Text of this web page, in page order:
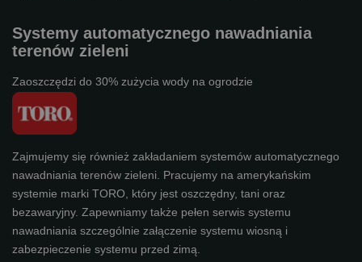
Systemy automatycznego nawadniania
terenów zieleni
Zaoszczędzi do 30% zużycia wody na ogrodzie
Zajmujemy się również zakładaniem systemów automatycznego
nawadniania terenów zieleni. Pracujemy na amerykańskim
systemie marki TORO, który jest oszczędny, tani oraz
bezawaryjny. Zapewniamy także pełen serwis systemu
nawadniania szczególnie załączenie systemu wiosną i
zabezpieczenie systemu przed zimą.